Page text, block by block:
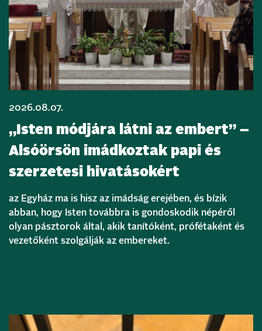
2026.08.07.
„Isten módjára látni az embert” –
Alsóörsön imádkoztak papi és
szerzetesi hivatásokért
az Egyház ma is hisz az imádság erejében, és bízik
abban, hogy Isten továbbra is gondoskodik népéről
olyan pásztorok által, akik tanítóként, prófétaként és
vezetőként szolgálják az embereket.